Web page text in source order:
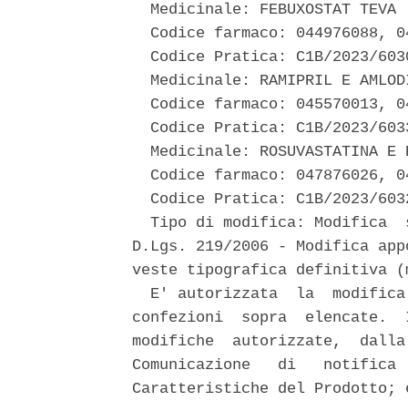
  Medicinale: FEBUXOSTAT TEVA
Codice farmaco: 044976088,
Codice Pratica: C1B/2023/
Medicinale: RAMIPRIL E
Codice farmaco: 045570013,
Codice Pratica: C1B/2023/
Medicinale: ROSUVASTATINA
Codice farmaco: 047876026,
Codice Pratica: C1B/2023/
Tipo di modifica: Modifica
D.Lgs. 219/2006 - Modifica
veste tipografica definitiva
E' autorizzata  la
confezioni  sopra
modifiche  autorizzate,
Comunicazione   di
Caratteristiche del